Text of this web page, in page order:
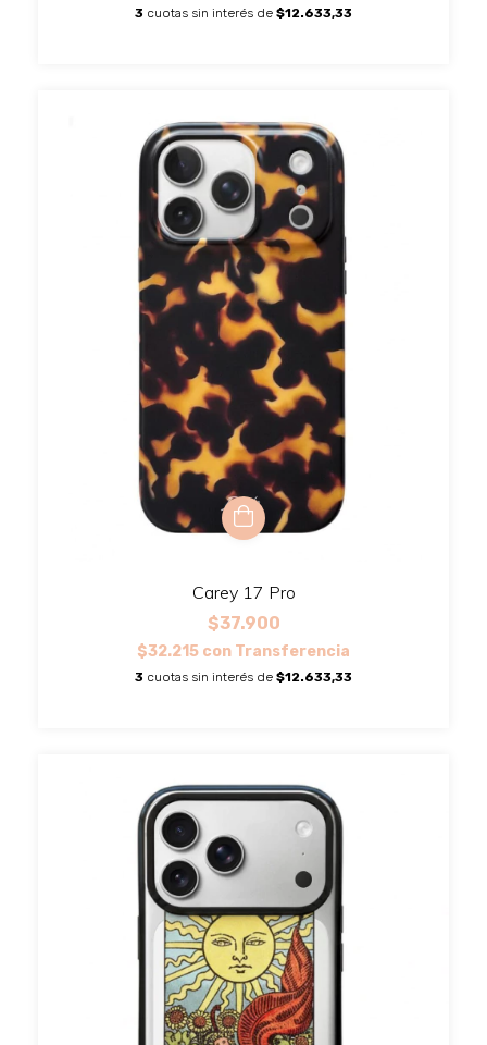
3 cuotas sin interés de $12.633,33
Carey 17 Pro
$37.900
$32.215 con Transferencia
3 cuotas sin interés de $12.633,33